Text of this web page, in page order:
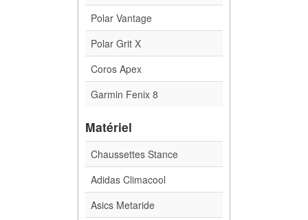
Polar Vantage
Polar Grit X
Coros Apex
Garmin Fenix 8
Matériel
Chaussettes Stance
Adidas Climacool
Asics Metaride